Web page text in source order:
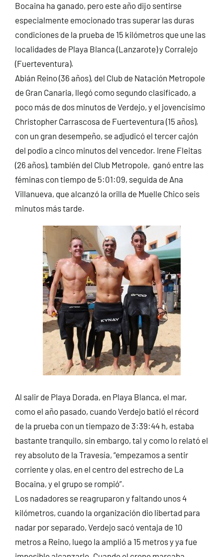
Bocaina ha ganado, pero este año dijo sentirse
especialmente emocionado tras superar las duras
condiciones de la prueba de 15 kilómetros que une las
localidades de Playa Blanca (Lanzarote) y Corralejo
(Fuerteventura).
Abián Reino (36 años), del Club de Natación Metropole
de Gran Canaria, llegó como segundo clasificado, a
poco más de dos minutos de Verdejo, y el jovencísimo
Christopher Carrascosa de Fuerteventura (15 años),
con un gran desempeño, se adjudicó el tercer cajón
del podio a cinco minutos del vencedor. Irene Fleitas
(26 años), también del Club Metropole, ganó entre las
féminas con tiempo de 5:01:09, seguida de Ana
Villanueva, que alcanzó la orilla de Muelle Chico seis
minutos más tarde.
Al salir de Playa Dorada, en Playa Blanca, el mar,
como el año pasado, cuando Verdejo batió el récord
de la prueba con un tiempazo de 3:39:44 h, estaba
bastante tranquilo, sin embargo, tal y como lo relató el
rey absoluto de la Travesía, “empezamos a sentir
corriente y olas, en el centro del estrecho de La
Bocaina, y el grupo se rompió”.
Los nadadores se reagruparon y faltando unos 4
kilómetros, cuando la organización dio libertad para
nadar por separado, Verdejo sacó ventaja de 10
metros a Reino, luego la amplió a 15 metros y ya fue